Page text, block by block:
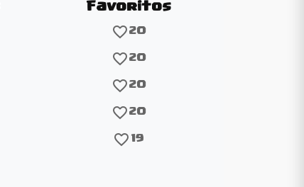
Favoritos
favorite_border 20
favorite_border 20
favorite_border 20
favorite_border 20
favorite_border 19